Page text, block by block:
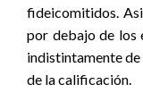
fideicomitidos.
por debajo de los
indistintamente
de la calificación.